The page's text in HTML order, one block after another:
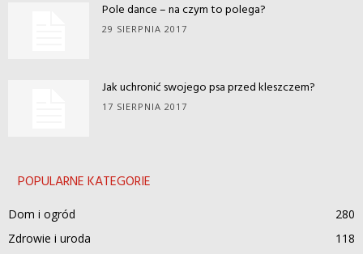
Pole dance – na czym to polega?
29 SIERPNIA 2017
Jak uchronić swojego psa przed kleszczem?
17 SIERPNIA 2017
POPULARNE KATEGORIE
Dom i ogród
280
Zdrowie i uroda
118